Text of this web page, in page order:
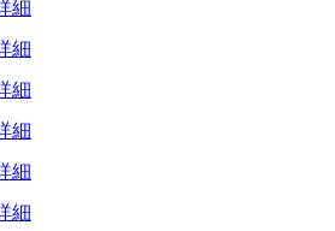
細
細
細
細
細
細